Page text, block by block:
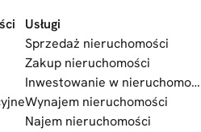
Usługi
Sprzedaż nieruchomości
Zakup nieruchomości
Inwestowanie w nieruchomości
Wynajem nieruchomości
Najem nieruchomości